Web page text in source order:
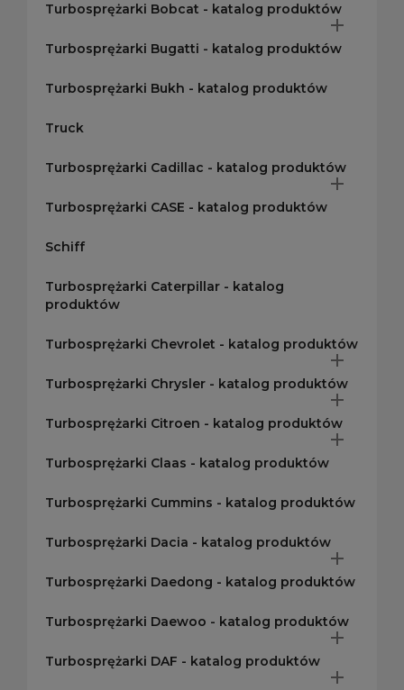
Turbosprężarki Bobcat - katalog produktów

Turbosprężarki Bugatti - katalog produktów
Turbosprężarki Bukh - katalog produktów
Truck
Turbosprężarki Cadillac - katalog produktów

Turbosprężarki CASE - katalog produktów
Schiff
Turbosprężarki Caterpillar - katalog
produktów
Turbosprężarki Chevrolet - katalog produktów

Turbosprężarki Chrysler - katalog produktów

Turbosprężarki Citroen - katalog produktów

Turbosprężarki Claas - katalog produktów
Turbosprężarki Cummins - katalog produktów
Turbosprężarki Dacia - katalog produktów

Turbosprężarki Daedong - katalog produktów
Turbosprężarki Daewoo - katalog produktów

Turbosprężarki DAF - katalog produktów
